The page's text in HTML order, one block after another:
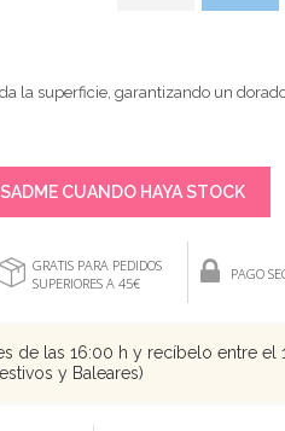
la superficie, garantizando un
CUANDO HAYA STOCK
GRATIS PARA PEDIDOS
SUPERIORES A 45€
PAGO
de las 16:00 h y recíbelo entre el
y Baleares)